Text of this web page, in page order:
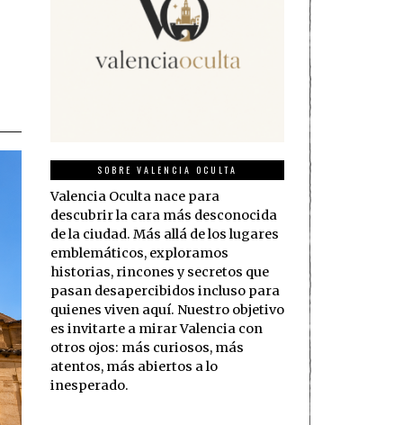
SOBRE VALENCIA OCULTA
Valencia Oculta nace para
descubrir la cara más desconocida
de la ciudad. Más allá de los lugares
emblemáticos, exploramos
historias, rincones y secretos que
pasan desapercibidos incluso para
quienes viven aquí. Nuestro objetivo
es invitarte a mirar Valencia con
otros ojos: más curiosos, más
atentos, más abiertos a lo
inesperado.